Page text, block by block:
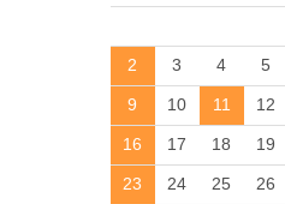
2 3 4 5
9 10 11 12
16 17 18 19
23 24 25 26